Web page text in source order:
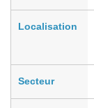
Localisation
Secteur